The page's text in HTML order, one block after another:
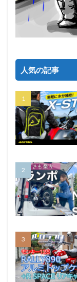
人気の記事